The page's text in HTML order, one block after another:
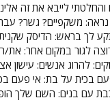
לייבא את זה
נראה: משקפיים? גשר?
לך בראש: הדיסק
לגור במקום אחר: את/
להרוג אנשים: עישון
בכית על בת: אי פעם